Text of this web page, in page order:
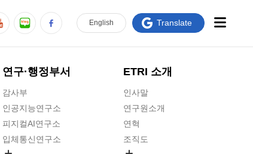
연구·행정부서
감사부
인공지능연구소
피지컬AI연구소
입체통신연구소
ETRI 소개
인사말
연구원소개
연혁
조직도
English Translate